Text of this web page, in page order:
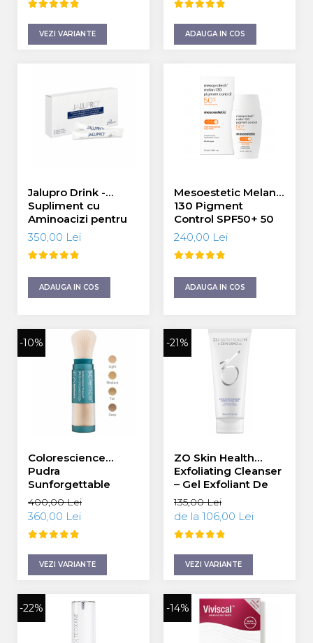
Fond de ten
Tratament
MESOESTETIC
Melan TRAN3X
Mesoprotech
Moisturizing Solutions
Sensitive
Tricology
DP DERMACEUTICALS
WIQO
MEDIDERMA
SKINBETTER
CLINICCARE
VISCODERM
SKIN TECH
ASCE Plus
DERMIA SOLUTION
Pure Balance
Colagen & Frumusete
Echilibru & Somn
Energie & Performanta
Cicatrici Si Vergeturi
Rozacee/ Cuperoza
VEZI VARIANTE ADAUGA IN COS
Jalupro Drink -
Supliment cu
Aminoacizi pentru
Piele si Par 30
plicuri
350,00 Lei
ADAUGA IN COS
Mesoestetic Melan
130 Pigment
Control SPF50+ 50
ml
240,00 Lei
ADAUGA IN COS
-10%
Colorescience
Pudra
Sunforgettable
Total Protection
Brush-On Shield
SPF50 6g
400,00 Lei
360,00 Lei
VEZI VARIANTE
-21%
ZO Skin Health
Exfoliating Cleanser
– Gel Exfoliant De
Curățare (Ten
Normal/Gras)
60/200ml
135,00 Lei
de la 106,00 Lei
VEZI VARIANTE
-22% -14%